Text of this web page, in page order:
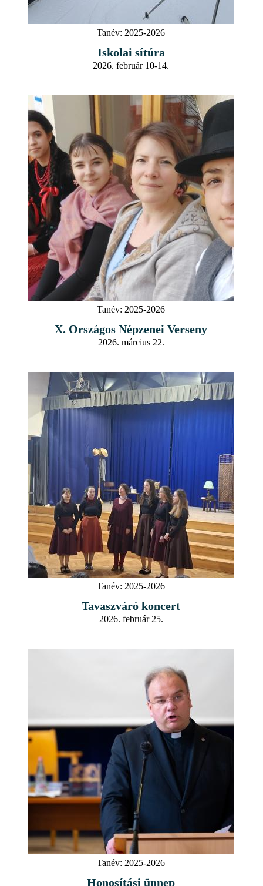
Tanév: 2025-2026
Iskolai sítúra
2026. február 10-14.
Tanév: 2025-2026
X. Országos Népzenei Verseny
2026. március 22.
Tanév: 2025-2026
Tavaszváró koncert
2026. február 25.
Tanév: 2025-2026
Honosítási ünnep